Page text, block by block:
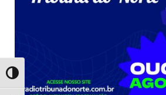
Toggle High Contrast